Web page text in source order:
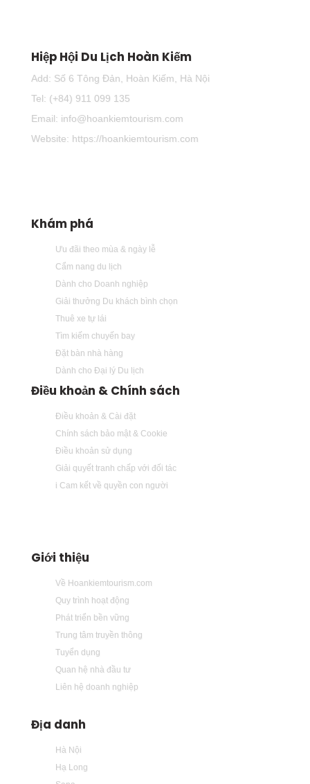
Hiệp Hội Du Lịch Hoàn Kiếm
Add: Số 6 Tông Đản, Hoàn Kiếm, Hà Nội
Tel: (+84) 911 099 135
Email: info@hoankiemtourism.com
Website: https://hoankiemtourism.com
Khám phá
Ưu đãi theo mùa & ngày lễ
Cẩm nang du lịch
Dành cho Doanh nghiệp
Giải thưởng Du khách bình chọn
Thuê xe tự lái
Tìm kiếm chuyến bay
Đặt bàn nhà hàng
Dành cho Đại lý Du lịch
Điều khoản & Chính sách
Điều khoản & Cài đặt
Chính sách bảo mật & Cookie
Điều khoản sử dụng
Giải quyết tranh chấp với đối tác
i Cam kết về quyền con người
Giới thiệu
Về Hoankiemtourism.com
Quy trình hoạt động
Phát triển bền vững
Trung tâm truyền thông
Tuyển dụng
Quan hệ nhà đầu tư
Liên hệ doanh nghiệp
Địa danh
Hà Nội
Hạ Long